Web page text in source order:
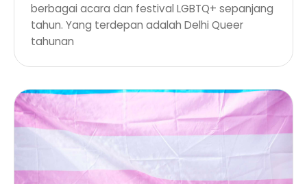
berbagai acara dan festival LGBTQ+ sepanjang
tahun. Yang terdepan adalah Delhi Queer
tahunan